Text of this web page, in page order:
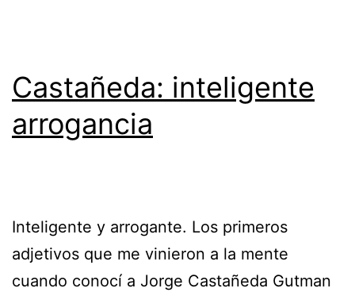
Castañeda: inteligente
arrogancia
Inteligente y arrogante. Los primeros
adjetivos que me vinieron a la mente
cuando conocí a Jorge Castañeda Gutman